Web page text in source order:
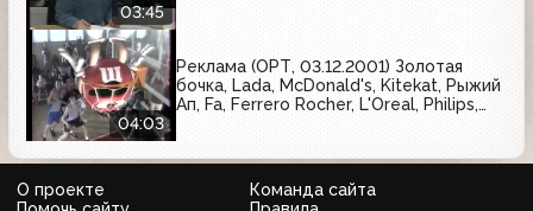
03:45
04:03
Реклама (ОРТ, 03.12.2001) Золотая
бочка, Lada, McDonald's, Kitekat, Рыжий
Ап, Fa, Ferrero Rocher, L'Oreal, Philips,
О проекте
Команда сайта